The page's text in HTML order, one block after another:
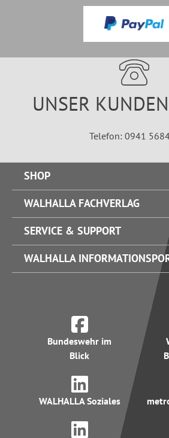
UNSER
Telefon: 0941
SHOP
WALHALLA FACHVERLAG
SERVICE & SUPPORT
WALHALLA
Bundeswehr im
Blick
WALHALLA Soziales